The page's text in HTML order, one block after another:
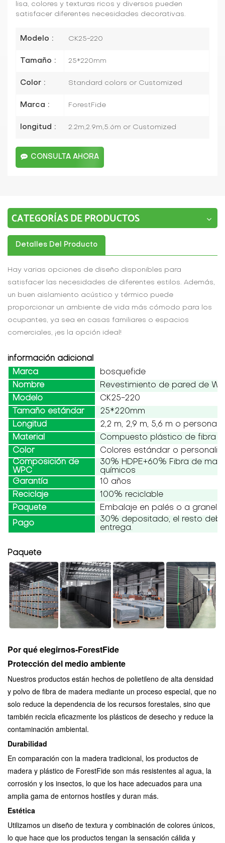
lisa, colores y texturas ricos y diversos pueden
satisfacer diferentes necesidades decorativas.
Modelo : CK25-220
Tamaño : 25*220mm
Color : Standard colors or Customized
Marca : ForestFide
longitud : 2.2m,2.9m,5.6m or Customized
CONSULTA AHORA
CATEGORÍAS DE PRODUCTOS
Detalles Del Producto
Hay varias opciones de diseño disponibles para
satisfacer las necesidades de diferentes estilos. Además,
un buen aislamiento acústico y térmico puede
proporcionar un ambiente de vida más cómodo para los
ocupantes, ya sea en casas familiares o espacios
comerciales, ¡es la opción ideal!
información adicional
Marca
bosquefide
Nombre
Revestimiento de pared de
Modelo
CK25-220
Tamaño estándar
25*220mm
Longitud
2,2 m, 2,9 m, 5,6 m o
Material
Compuesto plástico de fibra
Color
Colores estándar o
Composición de
WPC
30% HDPE+60% Fibra de
químicos
Garantía
10 años
Reciclaje
100% reciclable
Paquete
Embalaje en palés o a granel
Pago
30% depositado, el resto
entrega.
Paquete
Por qué elegirnos-ForestFide
Protección del medio ambiente
Nuestros productos están hechos de polietileno de alta densidad
y polvo de fibra de madera mediante un proceso especial, que no
solo reduce la dependencia de los recursos forestales, sino que
también recicla eficazmente los plásticos de desecho y reduce la
contaminación ambiental.
Durabilidad
En comparación con la madera tradicional, los productos de
madera y plástico de ForestFide son más resistentes al agua, la
corrosión y los insectos, lo que los hace adecuados para una
amplia gama de entornos hostiles y duran más.
Estética
Utilizamos un diseño de textura y combinación de colores únicos,
lo que hace que los productos tengan la sensación cálida y